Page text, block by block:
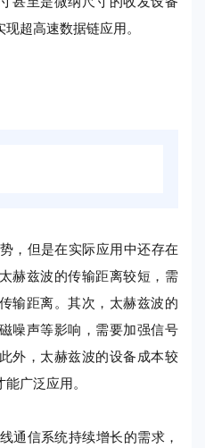
超高速数据链应用。
，但是在实际应用中还存在
赫兹波的传输距离较短，需
输距离。其次，太赫兹波的
噪声等影响，需要加强信号
外，太赫兹波的设备成本较
广泛应用。
通信系统持续增长的需求，